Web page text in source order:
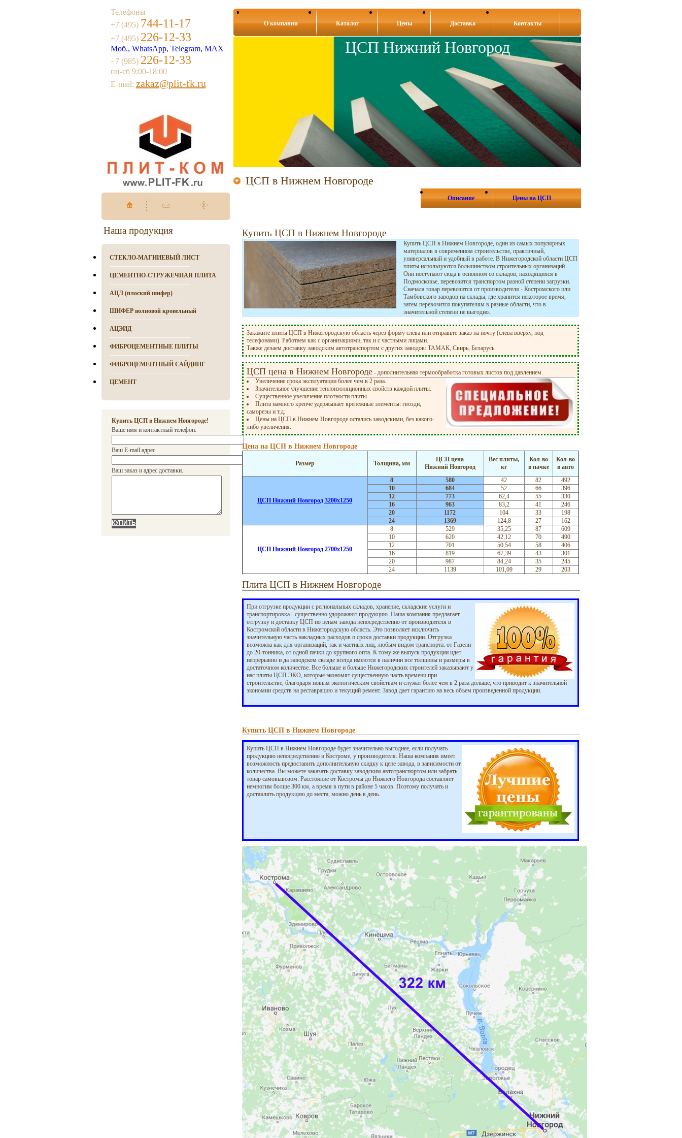
Телефоны
+7 (495) 744-11-17
+7 (495) 226-12-33
Моб., WhatsApp, Telegram, MAX
+7 (985) 226-12-33
пн-сб 9:00-18:00
E-mail: zakaz@plit-fk.ru
О компании Каталог Цены Доставка Контакты
ЦСП Нижний Новгород
ЦСП в Нижнем Новгороде
Описание Цены на ЦСП
Наша продукция
СТЕКЛО-МАГНИЕВЫЙ ЛИСТ
ЦЕМЕНТНО-СТРУЖЕЧНАЯ ПЛИТА
АЦЛ (плоский шифер)
ШИФЕР волновой кровельный
АЦЭИД
ФИБРОЦЕМЕНТНЫЕ ПЛИТЫ
ФИБРОЦЕМЕНТНЫЙ САЙДИНГ
ЦЕМЕНТ
Купить ЦСП в Нижнем Новгороде!
Ваше имя и контактный телефон:
Ваш E-mail адрес.
Ваш заказ и адрес доставки.
Купить ЦСП в Нижнем Новгороде
Купить ЦСП в Нижнем Новгороде, один из самых популярных
материалов в современном строительстве, практичный,
универсальный и удобный в работе. В Нижегородской области ЦСП
плиты используются большинством строительных организаций.
Они поступают сюда в основном со складов, находящихся в
Подмосковье, перевозятся транспортом разной степени загрузки.
Сначала товар перевозится от производителя - Костромского или
Тамбовского заводов на склады, где хранится некоторое время,
затем перевозится покупателям в разные области, что в
значительной степени не выгодно.
Закажите плиты ЦСП в Нижегородскую область через форму слева или отправьте заказ на почту (слева вверху, под
телефонами). Работаем как с организациями, так и с частными лицами.
Также делаем доставку заводским автотранспортом с других заводов: ТАМАК, Свирь, Беларусь.
ЦСП цена в Нижнем Новгороде- дополнительная термообработка готовых листов под давлением.
Увеличение срока эксплуатации более чем в 2 раза.
Значительное улучшение теплоизоляционных свойств каждой плиты.
Существенное увеличение плотности плиты.
Плита намного крепче удержывает крепежные элементы: гвозди,
саморезы и т.д.
Цены на ЦСП в Нижнем Новгороде остались заводскими, без какого-
либо увеличения.
Цена на ЦСП в Нижнем Новгороде
Размер Толщина, мм
ЦСП цена
Нижний Новгород
Вес плиты,
кг
Кол-во
в пачке
Кол-во
в авто
ЦСП Нижний Новгород 3200х1250
8 580 42 82
492
10
684 52 66
396
12
773 62,4 55
330
16
963 83,2 41
246
20
1172 104 33
198
24
1369 124,8 27 162
ЦСП Нижний Новгород 2700х1250
8 529 35,25 87
609
10
620 42,12 70
490
12
701 50,54 58
406
16
819 67,39 43
301
20
987 84,24 35
245
24
1139 101,09 29 203
Плита ЦСП в Нижнем Новгороде
При отгрузке продукции с региональных складов, хранение, складские услуги и
транспортировка - существенно удорожают продукцию. Наша компания предлагает
отгрузку и доставку ЦСП по ценам завода непосредственно от производителя в
Костромской области в Нижегородскую область. Это позволяет исключить
значительную часть накладных расходов и сроки доставки продукции. Отгрузка
возможна как для организаций, так и частных лиц, любым видом транспорта: от Газели
до 20-тонника, от одной пачки до крупного опта. К тому же выпуск продукции идет
непрерывно и да заводском складе всегда имеются в наличии все толщины и размеры в
достаточном количестве. Все больше и больше Нижегородских строителей заказывают у
нас плиты ЦСП ЭКО, которые экономят существенную часть времени при
строительстве, благодаря новым экологическим свойствам и служат более чем в 2 раза дольше, что приводит к значительной
экономии средств на реставрацию и текущий ремент. Завод дает гарантию на весь объем произведенной продукции.
Купить ЦСП в Нижнем Новгороде
Купить ЦСП в Нижнем Новгороде будет значительно выгоднее, если получать
продукцию непосредственно в Костроме, у производителя. Наша компания имеет
возможность предоставить дополнительную скидку к цене завода, в зависимости от
количества. Вы можете заказать доставку заводским автотранспортом или забрать
товар самовывозом. Расстояние от Костромы до Нижнего Новгорода составляет
немногим болше 300 км, а время в пути в районе 5 часов. Поэтому получать и
доставлять продукцию до места, можно день в день.